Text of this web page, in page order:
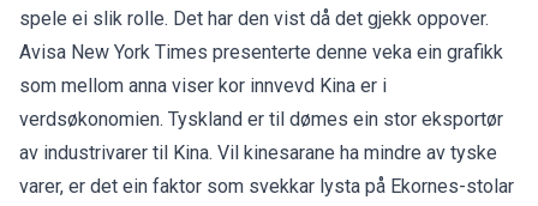
spele ei slik rolle. Det har den vist då det gjekk oppover.
Avisa New York Times presenterte denne veka ein grafikk
som mellom anna viser kor innvevd Kina er i
verdsøkonomien. Tyskland er til dømes ein stor eksportør
av industrivarer til Kina. Vil kinesarane ha mindre av tyske
varer, er det ein faktor som svekkar lysta på Ekornes-stolar